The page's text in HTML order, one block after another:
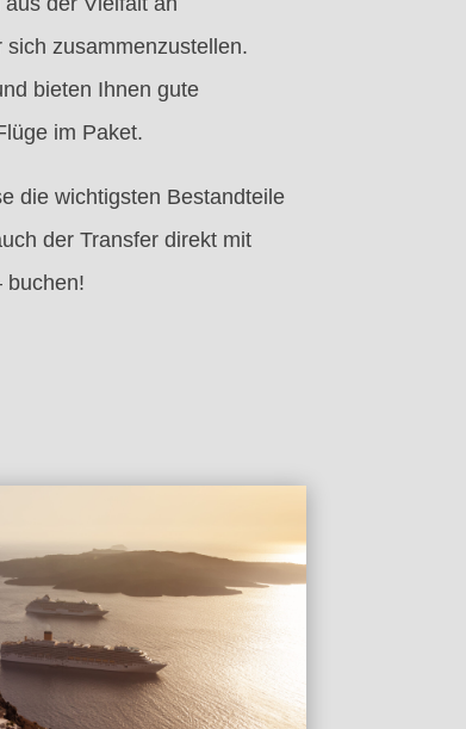
zusammenzustellen.
bieten Ihnen gute
im Paket.
die wichtigsten Bestandteile
der Transfer direkt mit
buchen!